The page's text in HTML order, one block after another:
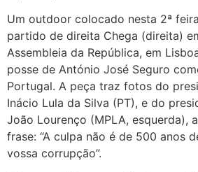
Um outdoor colocado nesta 2ª
partido de direita Chega (direita)
Assembleia da República, em
posse de António José Seguro
Portugal. A peça traz fotos do
Inácio Lula da Silva (PT), e do
João Lourenço (MPLA, esquerda),
frase: “A culpa não é de 500 anos
vossa corrupção”.